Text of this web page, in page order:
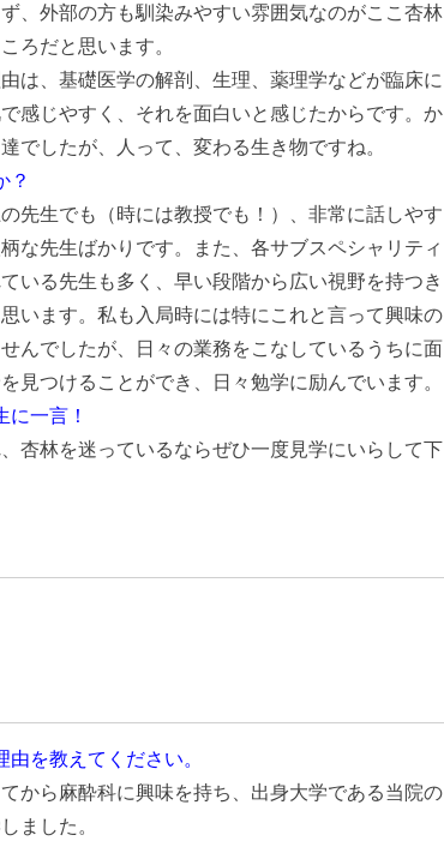
、外部の方も馴染みやすい雰囲気なのがここ杏林
ろだと思います。
は、基礎医学の解剖、生理、薬理学などが臨床に
感じやすく、それを面白いと感じたからです。か
でしたが、人って、変わる生き物ですね。
？
先生でも（時には教授でも！）、非常に話しやす
な先生ばかりです。また、各サブスペシャリティ
いる先生も多く、早い段階から広い視野を持つき
います。私も入局時には特にこれと言って興味の
んでしたが、日々の業務をこなしているうちに面
見つけることができ、日々勉学に励んでいます。
一言！
杏林を迷っているならぜひ一度見学にいらして下
を教えてください。
から麻酔科に興味を持ち、出身大学である当院の
ました。